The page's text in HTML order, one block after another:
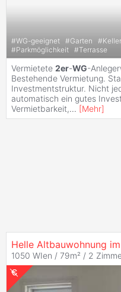
#WG-geeignet #Garten #
#Parkmöglichkeit #Terrasse
Vermietete 2er-WG-
Bestehende Vermietung.
Investmentstruktur. Nicht
automatisch ein gutes
Vermietbarkeit,... [Mehr]
1050 WIen / 79m² / 2